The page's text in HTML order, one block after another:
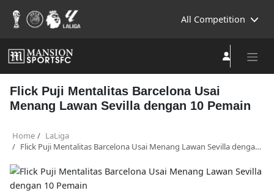
All Competition
Flick Puji Mentalitas Barcelona Usai
Menang Lawan Sevilla dengan 10 Pemain
Home
LaLiga
Flick Puji Mentalitas Barcelona Usai Menang Lawan Sevilla dengan 10 Pemain